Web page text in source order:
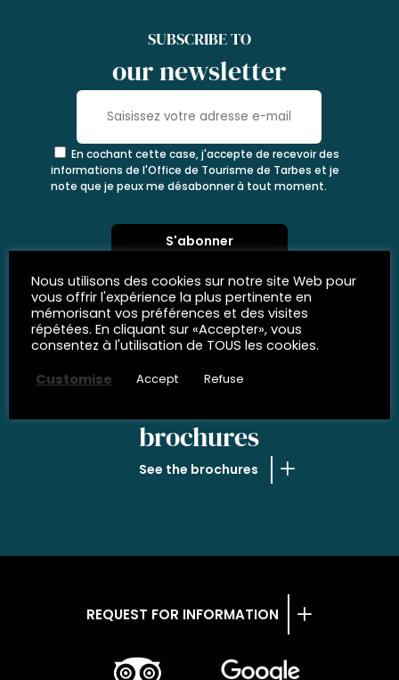
SUBSCRIBE TO
our newsletter
En cochant cette case, j'accepte de recevoir des
informations de l'Office de Tourisme de Tarbes et je
note que je peux me désabonner à tout moment.
brochures
See the brochures
REQUEST FOR INFORMATION
Nous utilisons des cookies sur notre site Web pour
vous offrir l'expérience la plus pertinente en
mémorisant vos préférences et des visites
répétées. En cliquant sur «Accepter», vous
consentez à l'utilisation de TOUS les cookies.
Customise
Accept Refuse